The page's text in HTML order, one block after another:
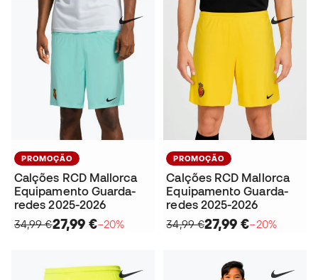
PROMOÇÃO
Calções RCD Mallorca
Equipamento Guarda-
redes 2025-2026
34,99 €27,99 €−20%
PROMOÇÃO
Calções RCD Mallorca
Equipamento Guarda-
redes 2025-2026
34,99 €27,99 €−20%